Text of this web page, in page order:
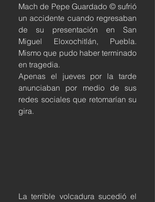
Mach de Pepe Guardado © sufrió
un accidente cuando regresaban
de su presentación en San
Miguel Eloxochitlán, Puebla.
Mismo que pudo haber terminado
en tragedia.
Apenas el jueves por la tarde
anunciaban por medio de sus
redes sociales que retomarían su
gira.
La terrible volcadura sucedió el